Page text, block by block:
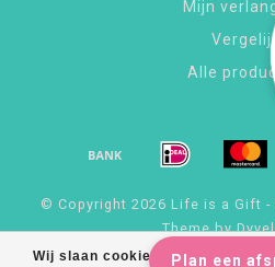
Wij slaan cookies op om onze
Mijn
Vergelijk
Alle
© Copyright 2026 Life is a Gift -
Theme by
Plan een